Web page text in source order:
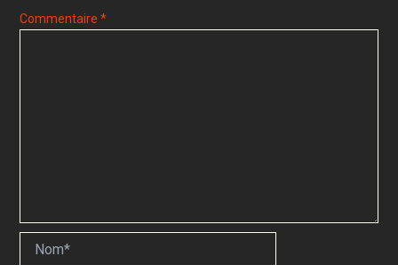
Commentaire*